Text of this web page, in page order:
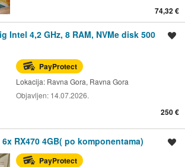
74,32 €
Intel 4,2 GHz, 8 RAM, NVMe disk 500
PayProtect
Lokacija: Ravna Gora, Ravna Gora
Objavljen: 14.07.2026.
250 €
6x RX470 4GB( po komponentama)
PayProtect